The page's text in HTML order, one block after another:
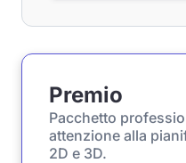
Premio
Pacchetto
attenzione alla
2D e 3D.